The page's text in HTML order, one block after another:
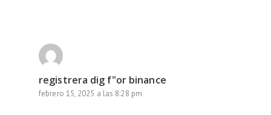
registrera dig f"or binance
febrero 15, 2025 a las 8:28 pm